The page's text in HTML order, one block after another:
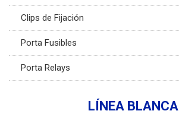
Clips de Fijación
Porta Fusibles
Porta Relays
LÍNEA BLANCA